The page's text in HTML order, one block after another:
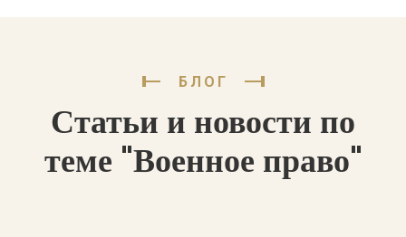
БЛОГ
Статьи и новости по
теме "Военное право"